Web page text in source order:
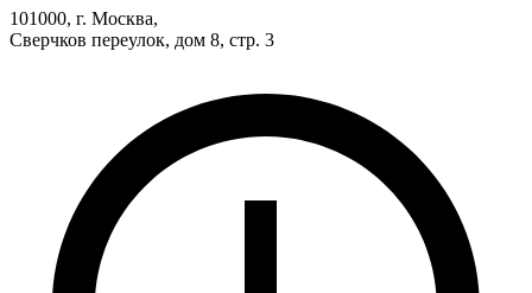
101000, г. Москва,
Сверчков переулок, дом 8, стр. 3